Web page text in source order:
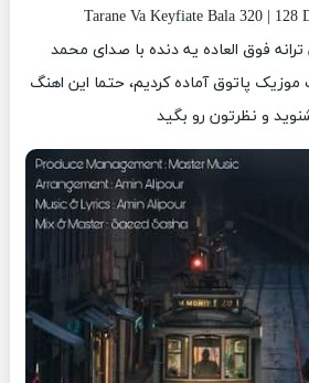
Tarane Va Keyfiate Bala 320 | 128
ترانه فوق العاده یه دنده با صدای محمد
موزیک پاتوق آماده کردیم، حتما این اهنگ
و نظرتون رو بگید